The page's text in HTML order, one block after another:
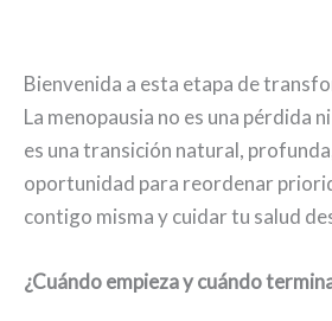
Bienvenida a esta etapa de
La menopausia no es una pérdida
es una transición natural,
oportunidad para reordenar
contigo misma y cuidar tu salud
¿Cuándo empieza y cuándo